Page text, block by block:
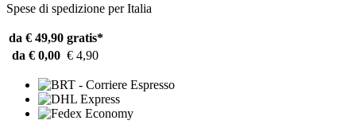
Spese di spedizione per Italia
da € 49,90 gratis*
da € 0,00 € 4,90